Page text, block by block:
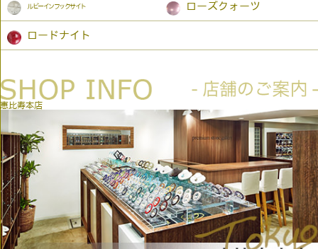
ルビーインフックサイト ローズクォーツ
ロードナイト
恵比寿本店